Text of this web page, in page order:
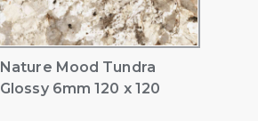
Nature Mood Tundra
Glossy 6mm 120 x 120